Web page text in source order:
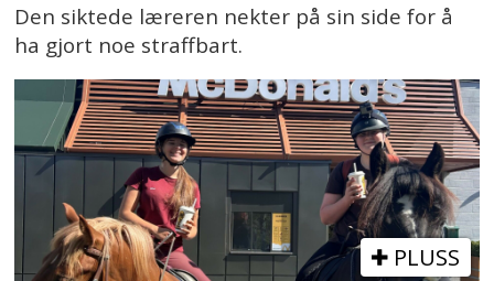
Den siktede læreren nekter på sin side for å
ha gjort noe straffbart.
PLUSS